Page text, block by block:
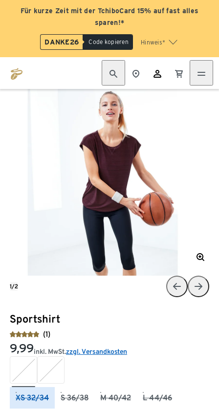
Für kurze Zeit mit der TchiboCard 15% auf fast alles
sparen!*
DANKE26 Code kopieren Hinweis*
Sportshirt
(1)
9,99inkl. MwSt.zzgl. Versandkosten
XS 32/34 S 36/38 M 40/42 L 44/46
1/2